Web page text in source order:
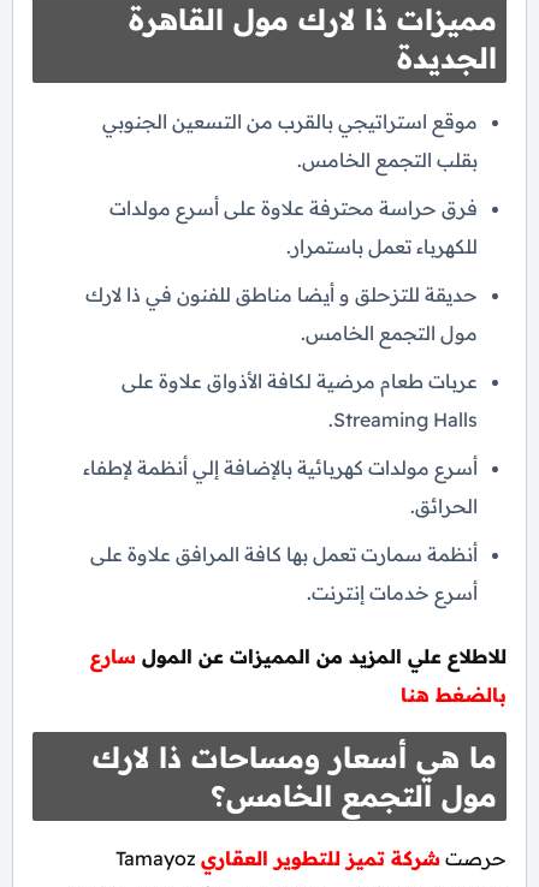
مميزات ذا لارك مول القاهرة
الجديدة
موقع استراتيجي بالقرب من التسعين الجنوبي
بقلب التجمع الخامس.
فرق حراسة محترفة علاوة على أسرع مولدات
للكهرباء تعمل باستمرار.
حديقة للتزحلق و أيضا مناطق للفنون في ذا لارك
مول التجمع الخامس.
عربات طعام مرضية لكافة الأذواق علاوة على
Streaming Halls.
أسرع مولدات كهربائية بالإضافة إلي أنظمة لإطفاء
الحرائق.
أنظمة سمارت تعمل بها كافة المرافق علاوة على
أسرع خدمات إنترنت.
للاطلاع علي المزيد من المميزات عن المول سارع
بالضغط هنا
ما هي أسعار ومساحات ذا لارك
مول التجمع الخامس؟
حرصت شركة تميز للتطوير العقاري Tamayoz